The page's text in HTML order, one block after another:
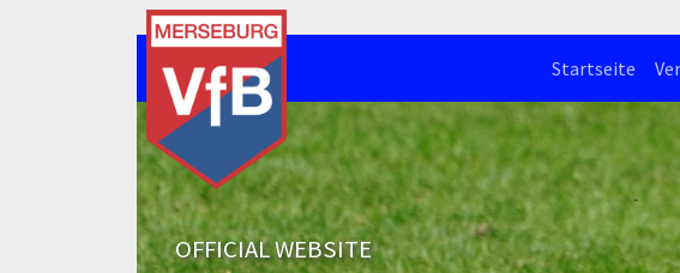
Startseite
OFFICIAL WEBSITE